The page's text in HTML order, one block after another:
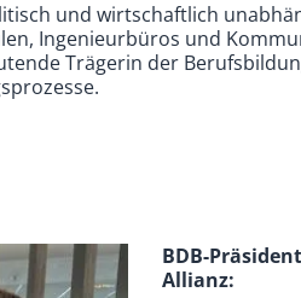
und wirtschaftlich
Ingenieurbüros und
Trägerin der
BDB-
Allianz: